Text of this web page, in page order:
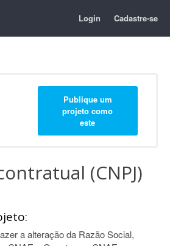
Login Cadastre-se
Publique um
projeto como
este
(CNPJ)
a alteração da Razão Social,